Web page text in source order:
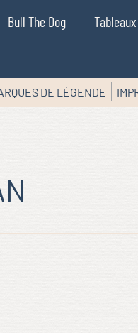
Bull The Dog
DE LÉGENDE